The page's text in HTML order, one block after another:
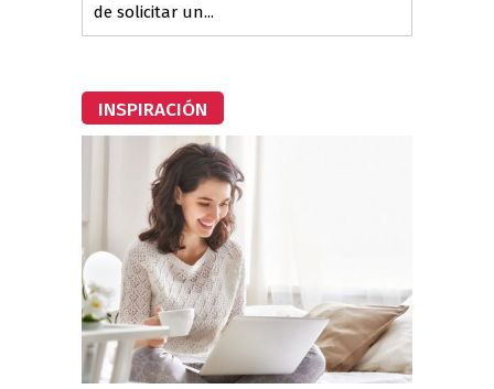
de solicitar un...
INSPIRACIÓN